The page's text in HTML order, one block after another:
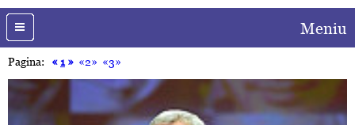
Meniu
Pagina: «1» «2» «3»